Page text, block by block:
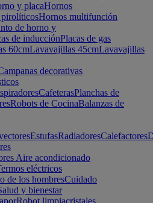
y placaHornos
Hornos multifunción
de horno y
de inducciónPlacas de gas
60cmLavavajillas 45cmLavavajillas
decorativas
CafeterasPlanchas de
Robots de CocinaBalanzas de
EstufasRadiadoresCalefactores
Aire acondicionado
eléctricos
de los hombresCuidado
y bienestar
Robot limpiacristales